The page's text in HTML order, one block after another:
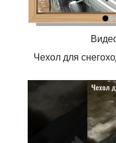
Чехол для